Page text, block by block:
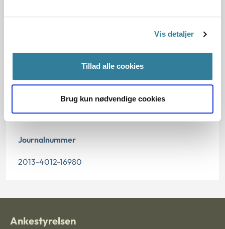
Vis detaljer
Tillad alle cookies
Brug kun nødvendige cookies
Offentliggørelsesdato
Journalnummer
2013-4012-16980
Ankestyrelsen